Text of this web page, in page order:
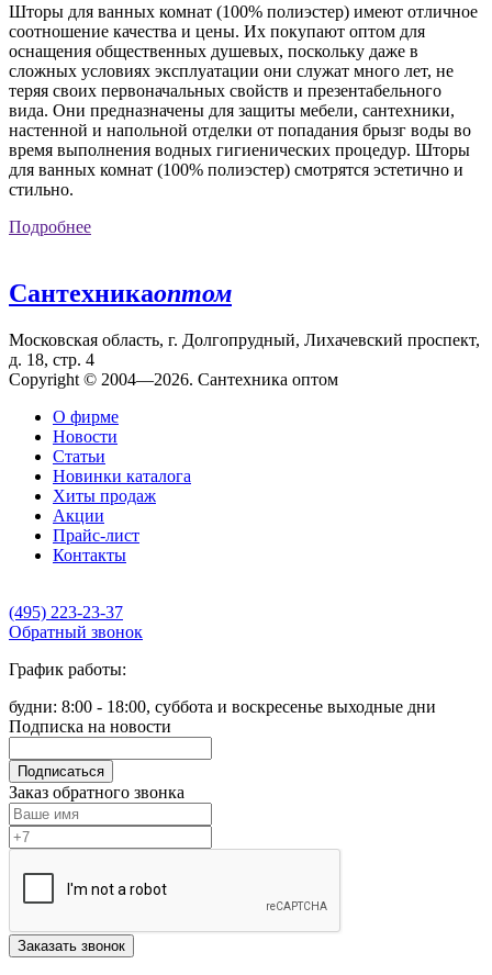
Шторы для ванных комнат (100% полиэстер) имеют отличное
соотношение качества и цены. Их покупают оптом для
оснащения общественных душевых, поскольку даже в
сложных условиях эксплуатации они служат много лет, не
теряя своих первоначальных свойств и презентабельного
вида. Они предназначены для защиты мебели, сантехники,
настенной и напольной отделки от попадания брызг воды во
время выполнения водных гигиенических процедур. Шторы
для ванных комнат (100% полиэстер) смотрятся эстетично и
стильно.
Подробнее
Сантехникаоптом
Московская область, г. Долгопрудный, Лихачевский проспект,
д. 18, стр. 4
Copyright © 2004—2026. Сантехника оптом
О фирме
Новости
Статьи
Новинки каталога
Хиты продаж
Акции
Прайс-лист
Контакты
(495) 223-23-37
Обратный звонок
График работы:
будни: 8:00 - 18:00, суббота и воскресенье выходные дни
Подписка на новости
Подписаться
Заказ обратного звонка
Заказать звонок